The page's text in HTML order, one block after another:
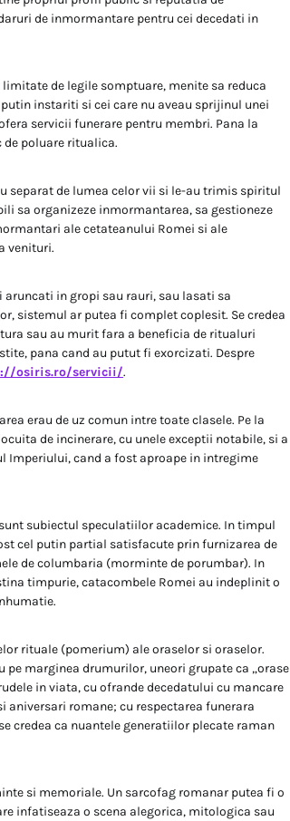
de inmormantare pentru cei decedati in
de legile somptuare, menite sa reduca
instariti si cei care nu aveau sprijinul unei
servicii funerare pentru membri. Pana la
poluare ritualica.
separat de lumea celor vii si le-au trimis spiritul
sa organizeze inmormantarea, sa gestioneze
ale cetateanului Romei si ale
venituri.
in gropi sau rauri, sau lasati sa
sistemul ar putea fi complet coplesit. Se credea
sau au murit fara a beneficia de ritualuri
pana cand au putut fi exorcizati. Despre
osiris.ro/servicii/.
erau de uz comun intre toate clasele. Pe la
de incinerare, cu unele exceptii notabile, si a
Imperiului, cand a fost aproape in intregime
subiectul speculatiilor academice. In timpul
cel putin partial satisfacute prin furnizarea de
de columbaria (morminte de porumbar). In
timpurie, catacombele Romei au indeplinit o
rituale (pomerium) ale oraselor si oraselor.
marginea drumurilor, uneori grupate ca „orase
in viata, cu ofrande decedatului cu mancare
romane; cu respectarea funerara
credea ca nuantele generatiilor plecate raman
si memoriale. Un sarcofag romanar putea fi o
infatiseaza o scena alegorica, mitologica sau